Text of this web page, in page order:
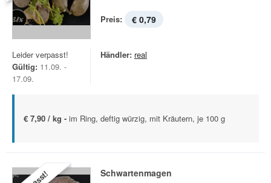
Preis: € 0,79
Leider verpasst!
Gültig: 11.09. -
17.09.
Händler: real
€ 7,90 / kg - im Ring, deftig würzig, mit Kräutern, je 100 g
Schwartenmagen